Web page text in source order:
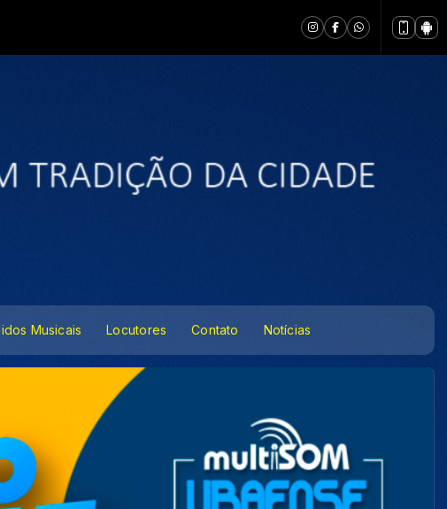
Musicais Locutores Contato Notícias